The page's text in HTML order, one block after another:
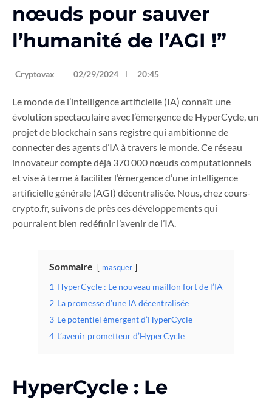
nœuds pour sauver
l’humanité de l’AGI !”
Cryptovax 02/29/2024 20:45
Le monde de l’intelligence artificielle (IA) connaît une
évolution spectaculaire avec l’émergence de HyperCycle, un
projet de blockchain sans registre qui ambitionne de
connecter des agents d’IA à travers le monde. Ce réseau
innovateur compte déjà 370 000 nœuds computationnels
et vise à terme à faciliter l’émergence d’une intelligence
artificielle générale (AGI) décentralisée. Nous, chez cours-
crypto.fr, suivons de près ces développements qui
pourraient bien redéfinir l’avenir de l’IA.
Sommaire masquer
1 HyperCycle : Le nouveau maillon fort de l’IA
2 La promesse d’une IA décentralisée
3 Le potentiel émergent d’HyperCycle
4 L’avenir prometteur d’HyperCycle
HyperCycle : Le